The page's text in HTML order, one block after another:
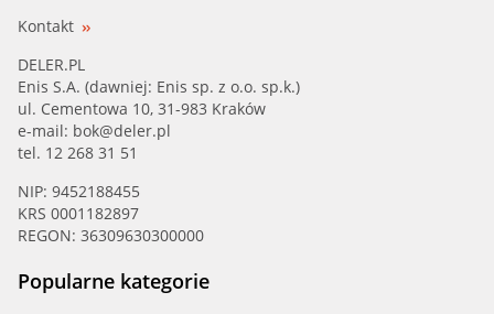
Kontakt
DELER.PL
Enis S.A. (dawniej: Enis sp. z o.o. sp.k.)
ul. Cementowa 10, 31-983 Kraków
e-mail: bok@deler.pl
tel. 12 268 31 51
NIP: 9452188455
KRS 0001182897
REGON: 36309630300000
Popularne kategorie